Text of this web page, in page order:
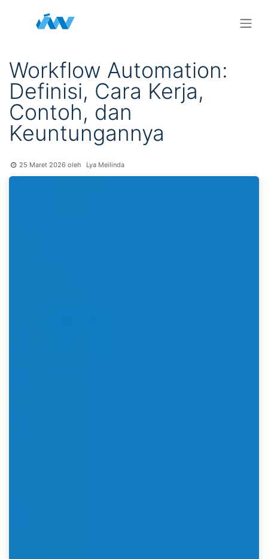
Workflow Automation:
Definisi, Cara Kerja,
Contoh, dan
Keuntungannya
25 Maret 2026 oleh Lya Meilinda